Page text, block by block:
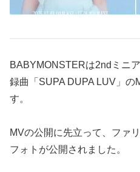
BABYMONSTERは2ndミニ
録曲「SUPA DUPA LUV」の
す。
MVの公開に先立って、ファ
フォトが公開されました。